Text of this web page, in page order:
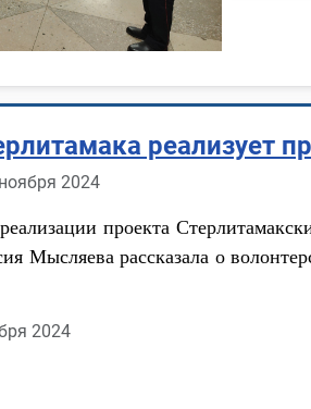
реализует
2024
проекта
Мысляева рассказала о
2024